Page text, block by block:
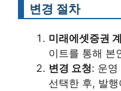
변경 절차
미래에셋증권
이트를 통해 본
변경 요청: 운영
선택한 후, 발